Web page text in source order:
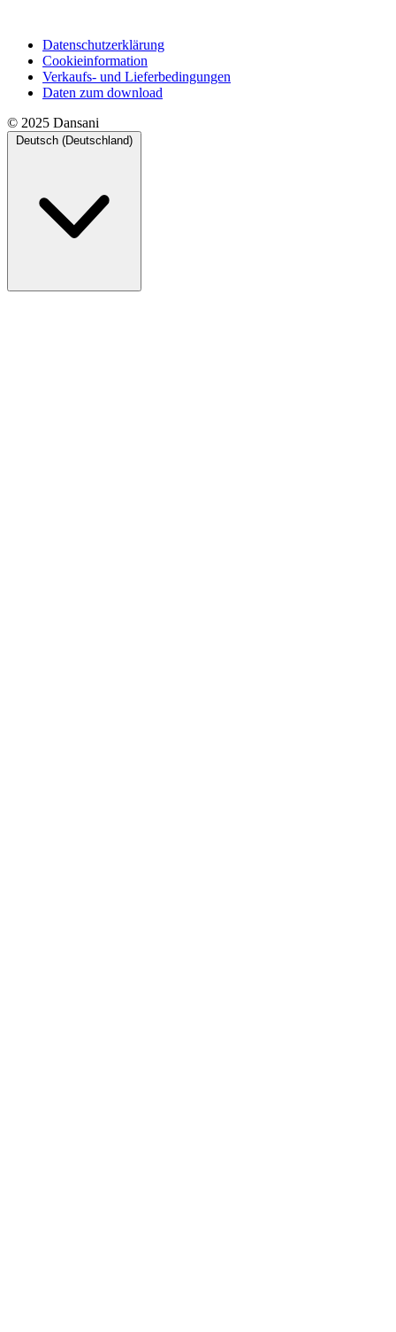
Datenschutzerklärung
Cookieinformation
Verkaufs- und Lieferbedingungen
Daten zum download
© 2025 Dansani
Deutsch (Deutschland)